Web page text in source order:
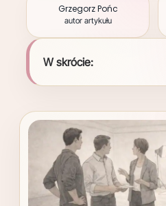
Grzegorz Pońc
autor artykułu
W skrócie: